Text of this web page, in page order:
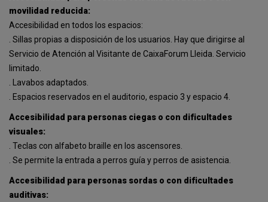
movilidad reducida:
Accesibilidad en todos los espacios:
. Sillas propias a disposición de los usuarios. Hay que dirigirse al
Servicio de Atención al Visitante de CaixaForum Lleida. Servicio
limitado.
. Lavabos adaptados.
. Espacios reservados en el auditorio, espacio 3 y espacio 4.
Accesibilidad para personas ciegas o con dificultades
visuales:
. Teclas con alfabeto braille en los ascensores.
. Se permite la entrada a perros guía y perros de asistencia.
Accesibilidad para personas sordas o con dificultades
auditivas: